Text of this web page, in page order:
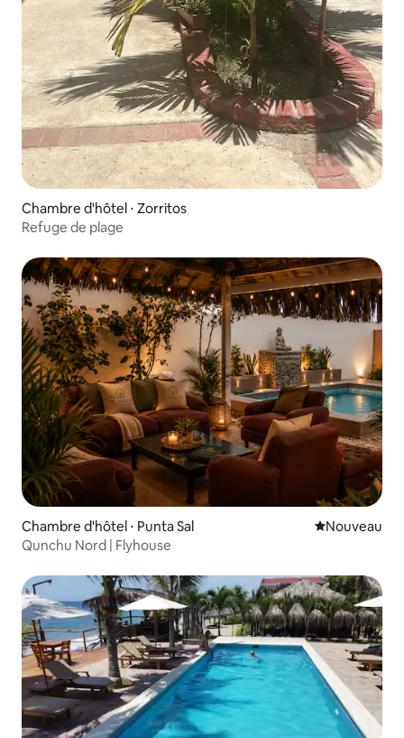
Chambre d'hôtel ⋅ Zorritos
Refuge de plage
Chambre d'hôtel ⋅ Punta Sal Nouvel
Nouveau
Qunchu Nord | Flyhouse